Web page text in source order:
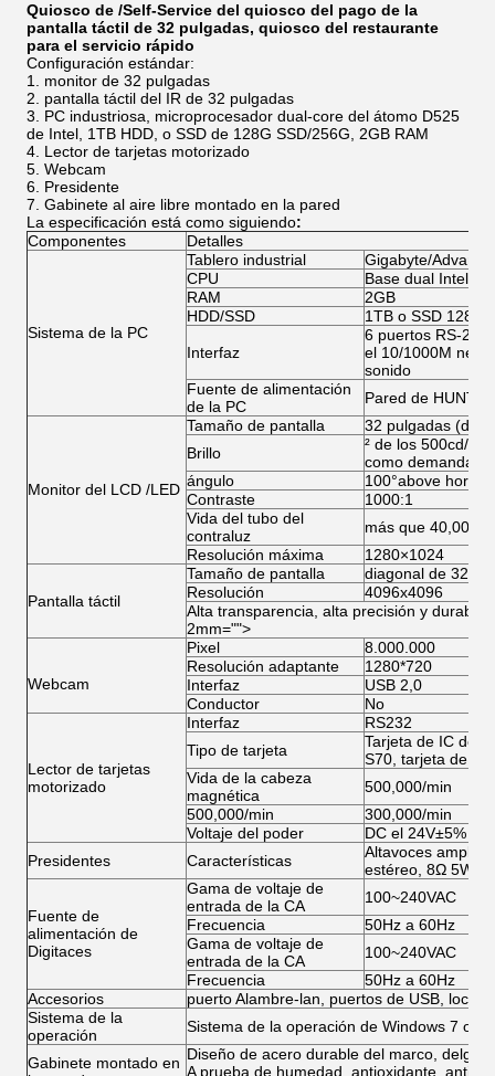
Quiosco de /Self-Service del quiosco del pago de la
pantalla táctil de 32 pulgadas, quiosco del restaurante
para el servicio rápido
Configuración estándar:
monitor de 32 pulgadas
pantalla táctil del IR de 32 pulgadas
PC industriosa, microprocesador dual-core del átomo D525
de Intel, 1TB HDD, o SSD de 128G SSD/256G, 2GB RAM
Lector de tarjetas motorizado
Webcam
Presidente
Gabinete al aire libre montado en la pared
La especificación está como siguiendo:
Componentes
Detalles
Sistema de la PC
Tablero industrial
Gigabyte/
CPU
Base dual Intel
RAM
2GB
HDD/SSD
1TB o SSD 128G/
Interfaz
6 puertos RS-
el 10/1000M
sonido
Fuente de alimentación
de la PC
Pared de
Monitor del LCD /LED
Tamaño de pantalla
32 pulgadas (de
Brillo
² de los 500cd/m,
como demanda
ángulo
100°above
Contraste
1000:1
Vida del tubo del
contraluz
más que
Resolución máxima
1280×1024
Pantalla táctil
Tamaño de pantalla
diagonal de 32
Resolución
4096x4096
Alta transparencia, alta precisión y
2mm="">
Webcam
Pixel
8.000.000
Resolución adaptante
1280*720
Interfaz
USB 2,0
Conductor
No
Lector de tarjetas
motorizado
Interfaz
RS232
Tipo de tarjeta
Tarjeta de IC de
S70, tarjeta de la
Vida de la cabeza
magnética
500,000/min
500,000/min
300,000/min
Voltaje del poder
DC el 24V±5%
Presidentes
Características
Altavoces
estéreo, 8Ω 5W
Fuente de
alimentación de
Digitaces
Gama de voltaje de
entrada de la CA
100~240VAC
Frecuencia
50Hz a 60Hz
Gama de voltaje de
entrada de la CA
100~240VAC
Frecuencia
50Hz a 60Hz
Accesorios
puerto Alambre-lan, puertos de USB,
Sistema de la
operación
Sistema de la operación de Windows 7 o
Gabinete montado en Diseño de acero durable del marco,
A prueba de humedad, antioxidante,